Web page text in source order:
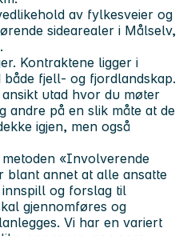
av fylkesveier og
sidearealer i Målselv,
Kontraktene ligger i
fjell- og fjordlandskap.
utad hvor du møter
andre på en slik måte at de
igjen, men også
«Involverende
blant annet at alle ansatte
og forslag til
gjennomføres og
Vi har en variert